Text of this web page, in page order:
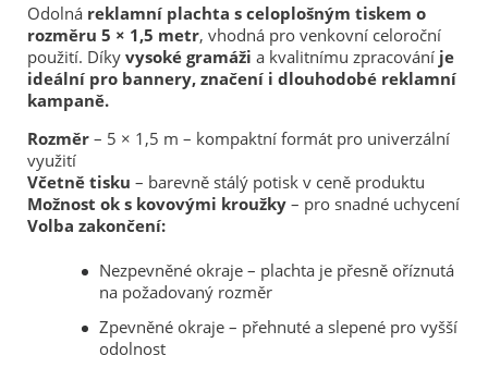
Odolná reklamní plachta s celoplošným tiskem o
rozměru 5 × 1,5 metr, vhodná pro venkovní celoroční
použití. Díky vysoké gramáži a kvalitnímu zpracování je
ideální pro bannery, značení i dlouhodobé reklamní
kampaně.
Rozměr – 5 × 1,5 m – kompaktní formát pro univerzální
využití
Včetně tisku – barevně stálý potisk v ceně produktu
Možnost ok s kovovými kroužky – pro snadné uchycení
Volba zakončení:
Nezpevněné okraje – plachta je přesně oříznutá
na požadovaný rozměr
Zpevněné okraje – přehnuté a slepené pro vyšší
odolnost